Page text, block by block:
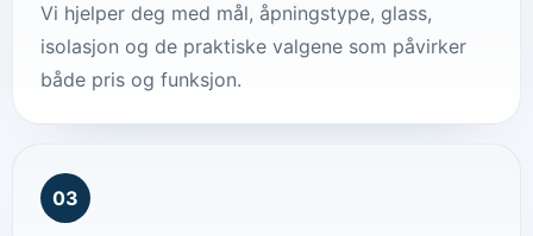
Vi hjelper deg med mål, åpningstype, glass,
isolasjon og de praktiske valgene som påvirker
både pris og funksjon.
03